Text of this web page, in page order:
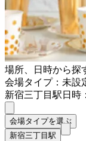
場所、日時から探
会場タイプ：未設
新宿三丁目駅日時
会場タイプを選ぶ
新宿三丁目駅